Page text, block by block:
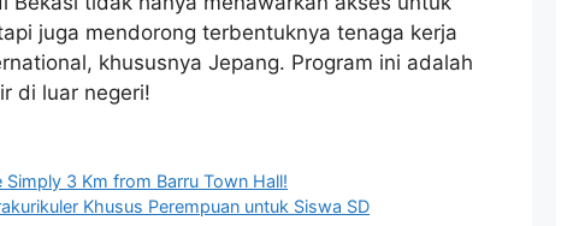
juga mendorong terbentuknya tenaga kerja
khususnya Jepang. Program ini adalah
di luar negeri!
Simply 3 Km from Barru Town Hall!
Khusus Perempuan untuk Siswa SD